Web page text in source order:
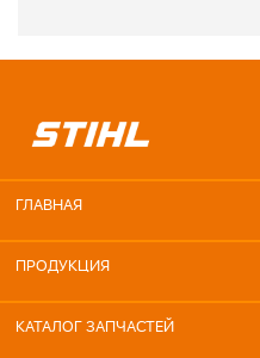
ГЛАВНАЯ
ПРОДУКЦИЯ
КАТАЛОГ ЗАПЧАСТЕЙ